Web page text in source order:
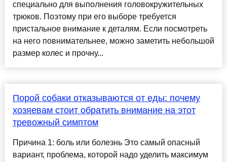
специально для выполнения головокружительных
трюков. Поэтому при его выборе требуется
пристальное внимание к деталям. Если посмотреть
на него повнимательнее, можно заметить небольшой
размер колес и прочну...
Порой собаки отказываются от еды: почему
хозяевам стоит обратить внимание на этот
тревожный симптом
Причина 1: боль или болезнь Это самый опасный
вариант, проблема, которой надо уделить максимум